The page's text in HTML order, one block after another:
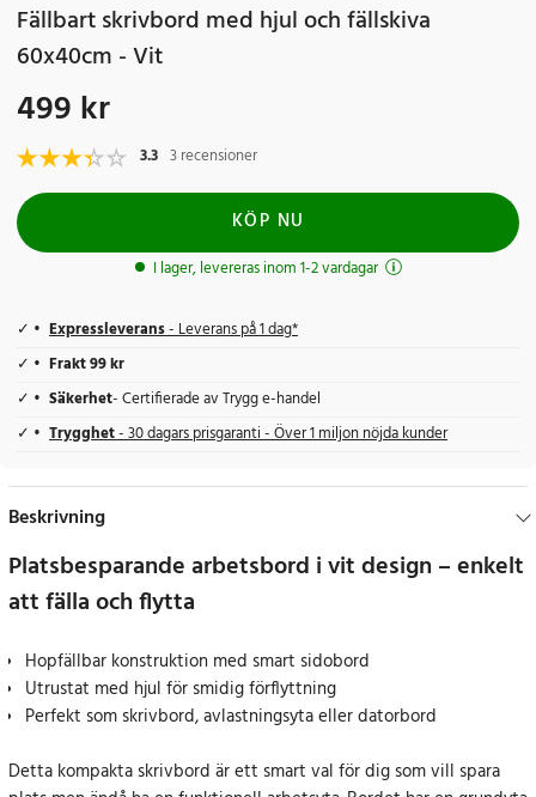
Fällbart skrivbord med hjul och fällskiva
60x40cm - Vit
Pris:499 kr
499 kr
3.3 3 recensioner
KÖP NU
I lager, levereras inom 1-2 vardagar
Expressleverans- Leverans på 1 dag*
Frakt 99 kr
Säkerhet- Certifierade av Trygg e-handel
Trygghet- 30 dagars prisgaranti - Över 1 miljon nöjda kunder
Beskrivning
Platsbesparande arbetsbord i vit design – enkelt
att fälla och flytta
Hopfällbar konstruktion med smart sidobord
Utrustat med hjul för smidig förflyttning
Perfekt som skrivbord, avlastningsyta eller datorbord
Detta kompakta skrivbord är ett smart val för dig som vill spara